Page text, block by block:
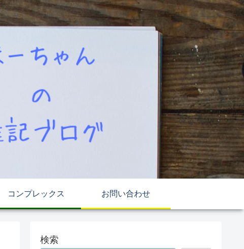
コンプレックス お問い合わせ
検索